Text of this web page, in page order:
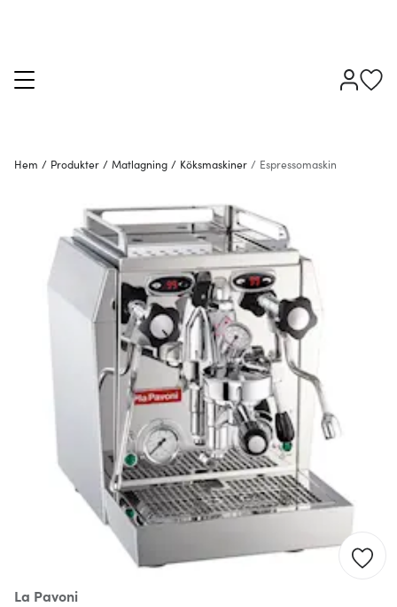
Hem / Produkter / Matlagning / Köksmaskiner / Espressomaskin
La Pavoni